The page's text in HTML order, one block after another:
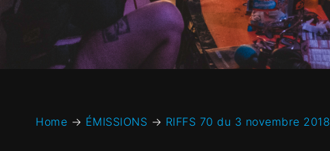
Home → ÉMISSIONS → RIFFS 70 du 3 novembre 2018